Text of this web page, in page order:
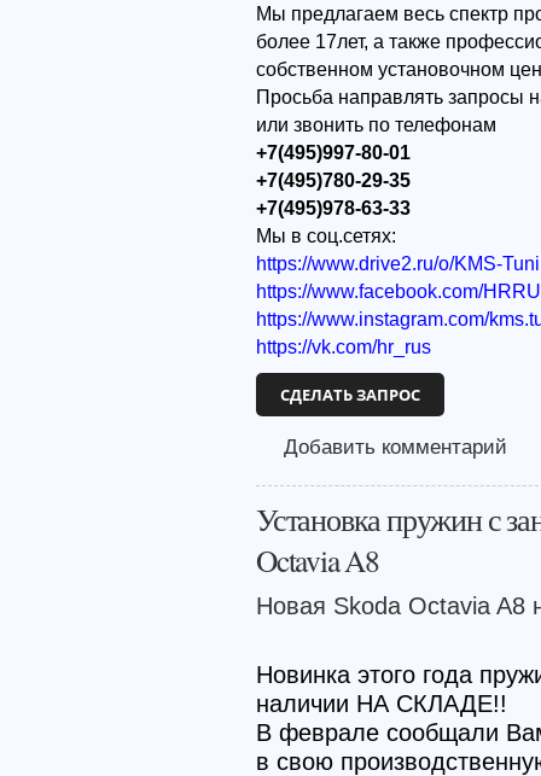
Мы предлагаем весь спектр
более 17лет, а также
собственном установочном
Просьба направлять запросы
или звонить по телефонам
+7(495)997-80-01
+7(495)780-29-35
+7(495)978-63-33
Мы в соц.сетях:
https://www.drive2.ru/o/KMS-
https://www.facebook.com/
https://www.instagram.com/
https://vk.com/hr_rus
СДЕЛАТЬ ЗАПРОС
Добавить комментарий
Установка пружин с
Octavia A8
Новая Skoda Octavia A8
Новинка этого года
наличии НА СКЛАДЕ!!
В феврале сообщали
в свою